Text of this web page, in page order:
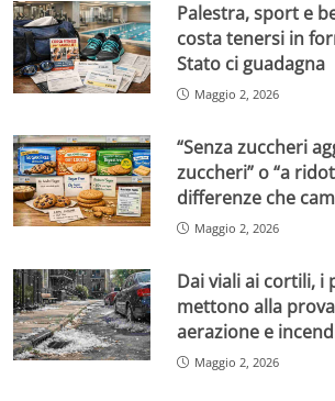
Palestra, sport e
costa tenersi in
Stato ci guadagna
Maggio 2, 2026
“Senza zuccheri
zuccheri” o “a
differenze che
Maggio 2, 2026
Dai viali ai cortili, i
mettono alla
aerazione e
Maggio 2, 2026